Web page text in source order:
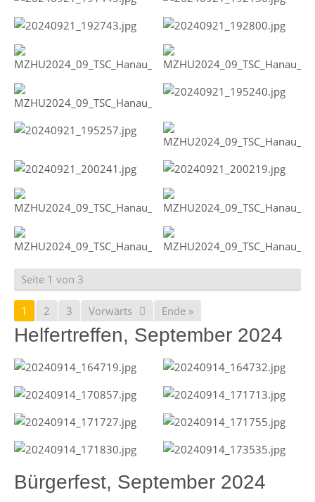
Seite 1 von 3
1 2 3 Vorwärts Ende »
Helfertreffen, September 2024
Bürgerfest, September 2024